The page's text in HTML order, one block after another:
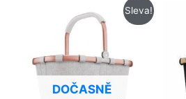
Sleva!
DOČASNĚ
cena
455 Kč.
Aktuální
cena
100 Kč.